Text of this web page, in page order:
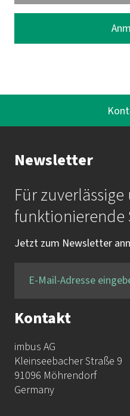
Ihr Kontakt zur
Frau Katrin Krauß
Mail:
Tel.:
+49 9131 /
Newsletter
Für zuverlässige
funktionierende
Jetzt zum Newsletter
Kontakt
imbus AG
Kleinseebacher Straße 9
91096 Möhrendorf
Germany